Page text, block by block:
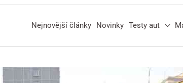
Nejnovější články Novinky Testy aut